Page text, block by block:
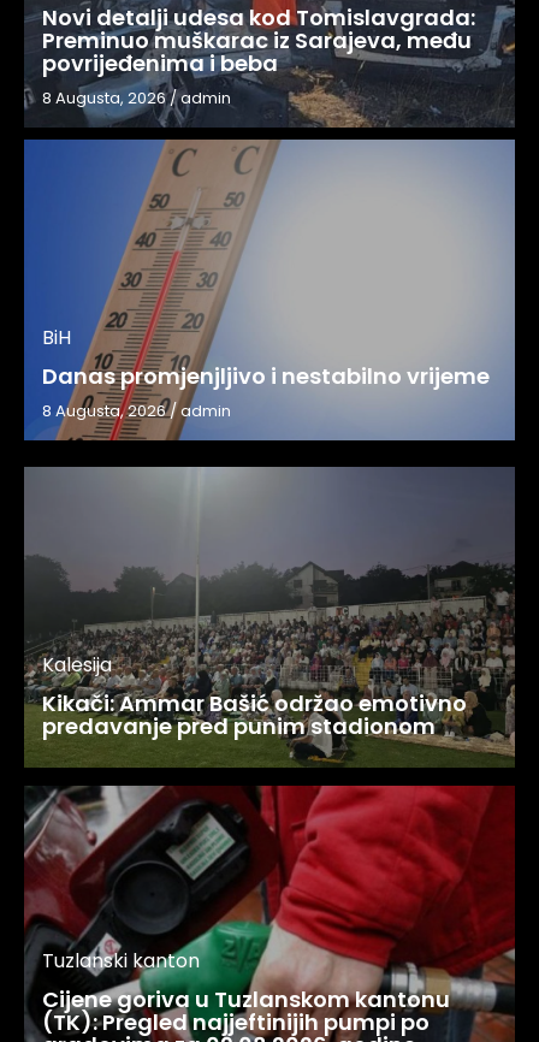
Novi detalji udesa kod Tomislavgrada:
Preminuo muškarac iz Sarajeva, među
povrijeđenima i beba
8 Augusta, 2026/admin
BiH
Danas promjenjljivo i nestabilno vrijeme
8 Augusta, 2026/admin
Kalesija
Kikači: Ammar Bašić održao emotivno
predavanje pred punim stadionom
Tuzlanski kanton
Cijene goriva u Tuzlanskom kantonu
(TK): Pregled najjeftinijih pumpi po